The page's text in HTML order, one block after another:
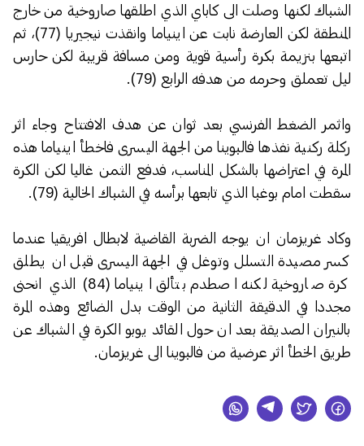
الشباك لكنها وصلت الى كاباي الذي اطلقها صاروخية من خارج
المنطقة لكن العارضة نابت عن اينياما وانقذت نيجيريا (77)، ثم
اتبعها بنزيمة بكرة رأسية قوية ومن مسافة قريبة لكن حارس
ليل تعملق وحرمه من هدفه الرابع (79).
واثمر الضغط الفرنسي بعد ثوان عن هدف الافتتاح وجاء اثر
ركلة ركنية نفذها فالبوينا من الجهة اليسرى فاخطأ اينياما هذه
المرة في اعتراضها بالشكل المناسب، فدفع الثمن غاليا لكن الكرة
سقطت امام بوغبا الذي تابعها برأسه في الشباك الخالية (79).
وكاد غريزمان ان يوجه الضربة القاضية لابطال افريقيا عندما
كسر مصيدة التسلل وتوغل في الجهة اليسرى قبل ان يطلق
كرة صاروخية لكنه اصطدم بتألق اينياما (84) الذي انحنى
مجددا في الدقيقة الثانية من الوقت بدل الضائع وهذه المرة
بالنيران الصديقة بعد ان حول القائد يوبو الكرة في الشباك عن
طريق الخطأ اثر عرضية من فالبوينا الى غريزمان.